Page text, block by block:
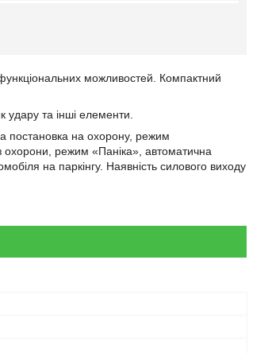
можливостей. Компактний
удару та інші елементи.
постановка на охорону, режим
охорони, режим «Паніка», автоматична
на паркінгу. Наявність силового виходу